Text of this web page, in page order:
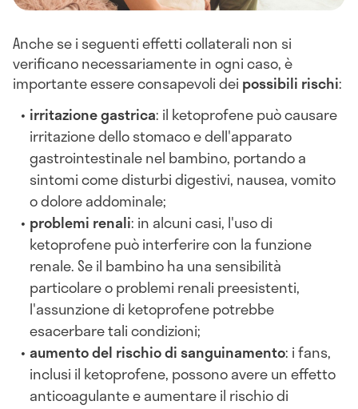
Anche se i seguenti effetti collaterali non si
verificano necessariamente in ogni caso, è
importante essere consapevoli dei possibili rischi:
irritazione gastrica: il ketoprofene può causare
irritazione dello stomaco e dell'apparato
gastrointestinale nel bambino, portando a
sintomi come disturbi digestivi, nausea, vomito
o dolore addominale;
problemi renali: in alcuni casi, l'uso di
ketoprofene può interferire con la funzione
renale. Se il bambino ha una sensibilità
particolare o problemi renali preesistenti,
l'assunzione di ketoprofene potrebbe
esacerbare tali condizioni;
aumento del rischio di sanguinamento: i fans,
inclusi il ketoprofene, possono avere un effetto
anticoagulante e aumentare il rischio di